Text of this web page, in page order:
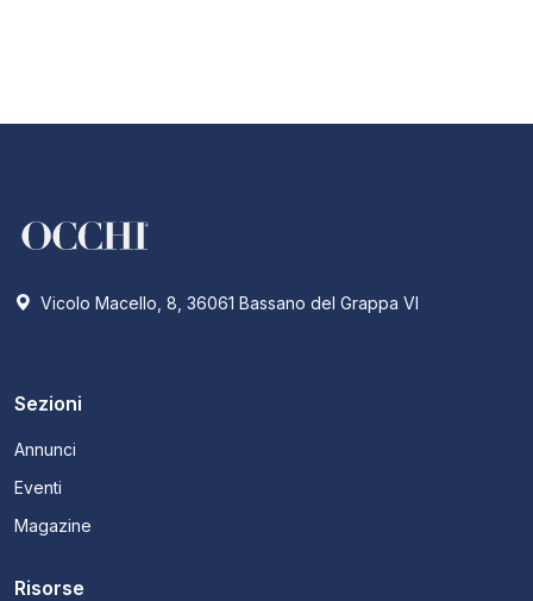
Vicolo Macello, 8, 36061 Bassano del Grappa VI
Sezioni
Annunci
Eventi
Magazine
Risorse